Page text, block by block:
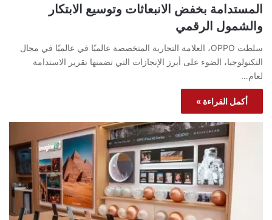
المستدامة بخفض الانبعاثات وتوسيع الابتكار
والشمول الرقمي
سلطت OPPO، العلامة التجارية المتخصصة عالميًا في عالميًا في مجال
التكنولوجيا، الضوء على أبرز الإنجازات التي تضمنها تقرير الاستدامة
لعام…
أكمل القراءة »